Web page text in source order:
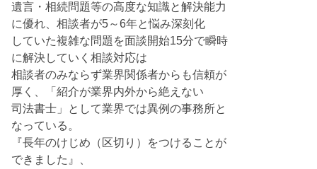
遺言・相続問題等の高度な知識と解決能力
に優れ、相談者が5～6年と悩み深刻化
していた複雑な問題を面談開始15分で瞬時
に解決していく相談対応は
相談者のみならず業界関係者からも信頼が
厚く、「紹介が業界内外から絶えない
司法書士」として業界では異例の事務所と
なっている。
『長年のけじめ（区切り）をつけることが
できました』、